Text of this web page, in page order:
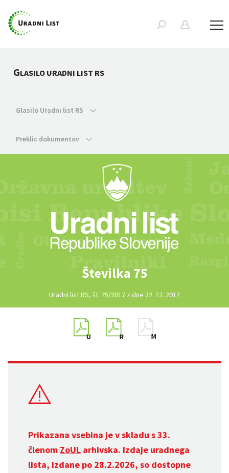
GLASILO URADNI LIST RS
Glasilo Uradni list RS
Preklic dokumentov
Številka 75
Uradni list RS, št. 75/2017 z dne 22. 12. 2017
Prikazana vsebina je v skladu s 33.
členom ZoUL arhivska. Izdaje uradnega
lista, izdane po 28.2.2026, so dostopne